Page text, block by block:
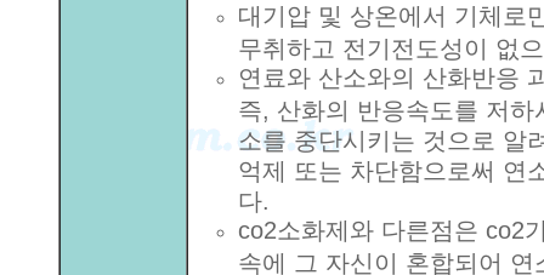
대기압 및 상온에서 기체로
무취하고 전기전도성이 없
연료와 산소와의 산화반응
즉, 산화의 반응속도를 저
소를 중단시키는 것으로 알
억제 또는 차단함으로써 연
다.
co2소화제와 다른점은 co2
속에 그 자신이 혼합되어